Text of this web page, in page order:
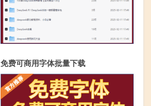
免费可商用字体批量下载